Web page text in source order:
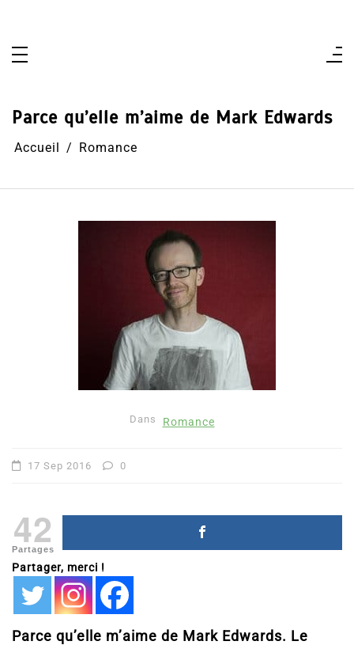
Parce qu’elle m’aime de Mark Edwards
Accueil Romance
Dans Romance
17 Sep 2016 0
42
Partages
Partager, merci !
Parce qu’elle m’aime de Mark Edwards. Le